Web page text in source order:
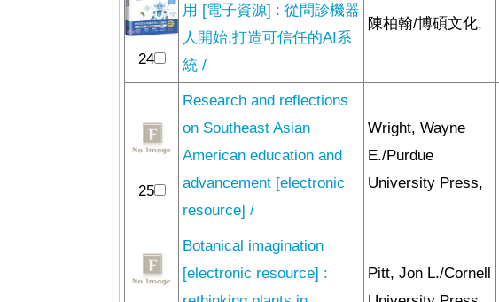
24
用 [電子資源] : 從問診機器
人開始,打造可信任的AI系
統 /
陳柏翰/博碩文化,
25
Research and reflections
on Southeast Asian
American education and
advancement [electronic
resource] /
Wright, Wayne
E./Purdue
University Press,
Botanical imagination
[electronic resource] :
Pitt, Jon L./Cornell